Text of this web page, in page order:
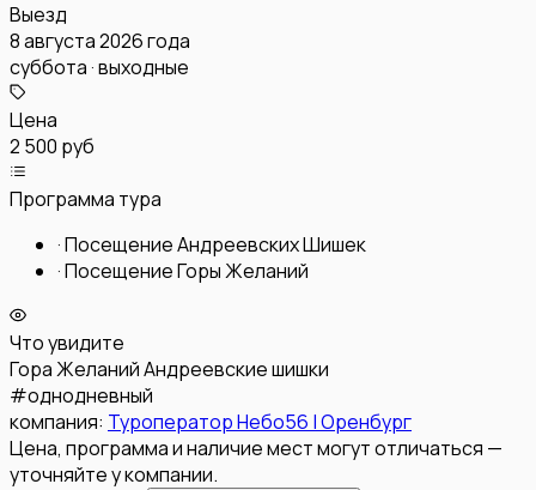
Выезд
8 августа 2026 года
суббота · выходные
Цена
2 500 руб
Программа тура
·Посещение Андреевских Шишек
·Посещение Горы Желаний
Что увидите
Гора ЖеланийАндреевские шишки
#однодневный
компания: Туроператор Небо56 | Оренбург
Цена, программа и наличие мест могут отличаться —
уточняйте у компании.